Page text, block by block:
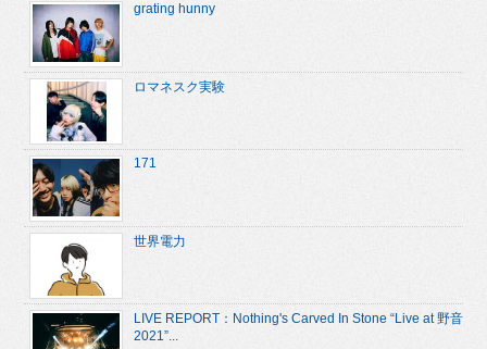
grating hunny
ロマネスク実験
171
世界電力
LIVE REPORT：Nothing's Carved In Stone “Live at 野音
2021”...